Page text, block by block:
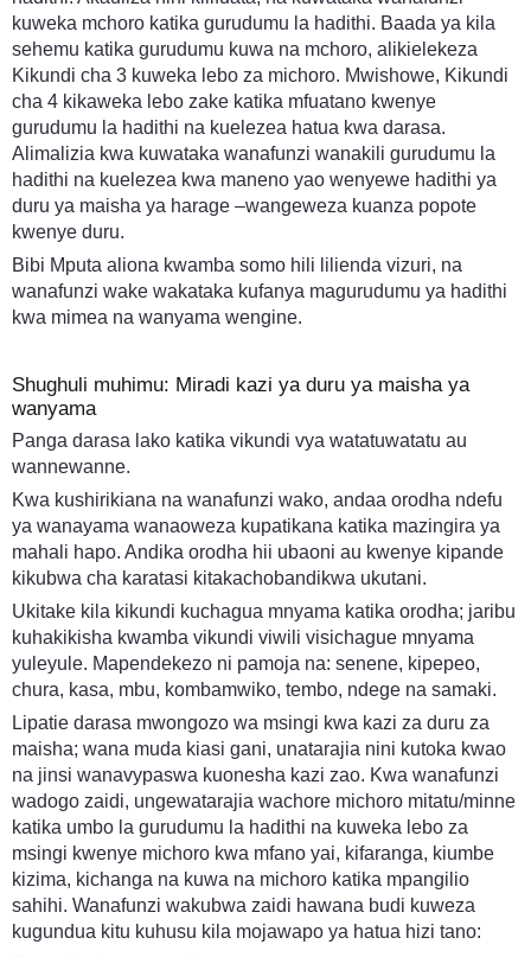
kuweka mchoro katika gurudumu la hadithi. Baada ya kila
sehemu katika gurudumu kuwa na mchoro, alikielekeza
Kikundi cha 3 kuweka lebo za michoro. Mwishowe, Kikundi
cha 4 kikaweka lebo zake katika mfuatano kwenye
gurudumu la hadithi na kuelezea hatua kwa darasa.
Alimalizia kwa kuwataka wanafunzi wanakili gurudumu la
hadithi na kuelezea kwa maneno yao wenyewe hadithi ya
duru ya maisha ya harage –wangeweza kuanza popote
kwenye duru.
Bibi Mputa aliona kwamba somo hili lilienda vizuri, na
wanafunzi wake wakataka kufanya magurudumu ya hadithi
kwa mimea na wanyama wengine.
Shughuli muhimu: Miradi kazi ya duru ya maisha ya
wanyama
Panga darasa lako katika vikundi vya watatuwatatu au
wannewanne.
Kwa kushirikiana na wanafunzi wako, andaa orodha ndefu
ya wanayama wanaoweza kupatikana katika mazingira ya
mahali hapo. Andika orodha hii ubaoni au kwenye kipande
kikubwa cha karatasi kitakachobandikwa ukutani.
Ukitake kila kikundi kuchagua mnyama katika orodha; jaribu
kuhakikisha kwamba vikundi viwili visichague mnyama
yuleyule. Mapendekezo ni pamoja na: senene, kipepeo,
chura, kasa, mbu, kombamwiko, tembo, ndege na samaki.
Lipatie darasa mwongozo wa msingi kwa kazi za duru za
maisha; wana muda kiasi gani, unatarajia nini kutoka kwao
na jinsi wanavypaswa kuonesha kazi zao. Kwa wanafunzi
wadogo zaidi, ungewatarajia wachore michoro mitatu/minne
katika umbo la gurudumu la hadithi na kuweka lebo za
msingi kwenye michoro kwa mfano yai, kifaranga, kiumbe
kizima, kichanga na kuwa na michoro katika mpangilio
sahihi. Wanafunzi wakubwa zaidi hawana budi kuweza
kugundua kitu kuhusu kila mojawapo ya hatua hizi tano: